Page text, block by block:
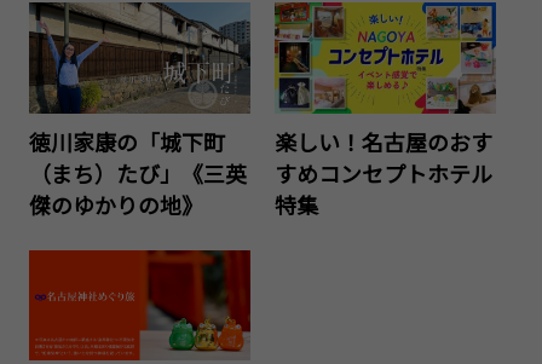
徳川家康の「城下町
（まち）たび」《三英
傑のゆかりの地》
楽しい！名古屋のおす
すめコンセプトホテル
特集